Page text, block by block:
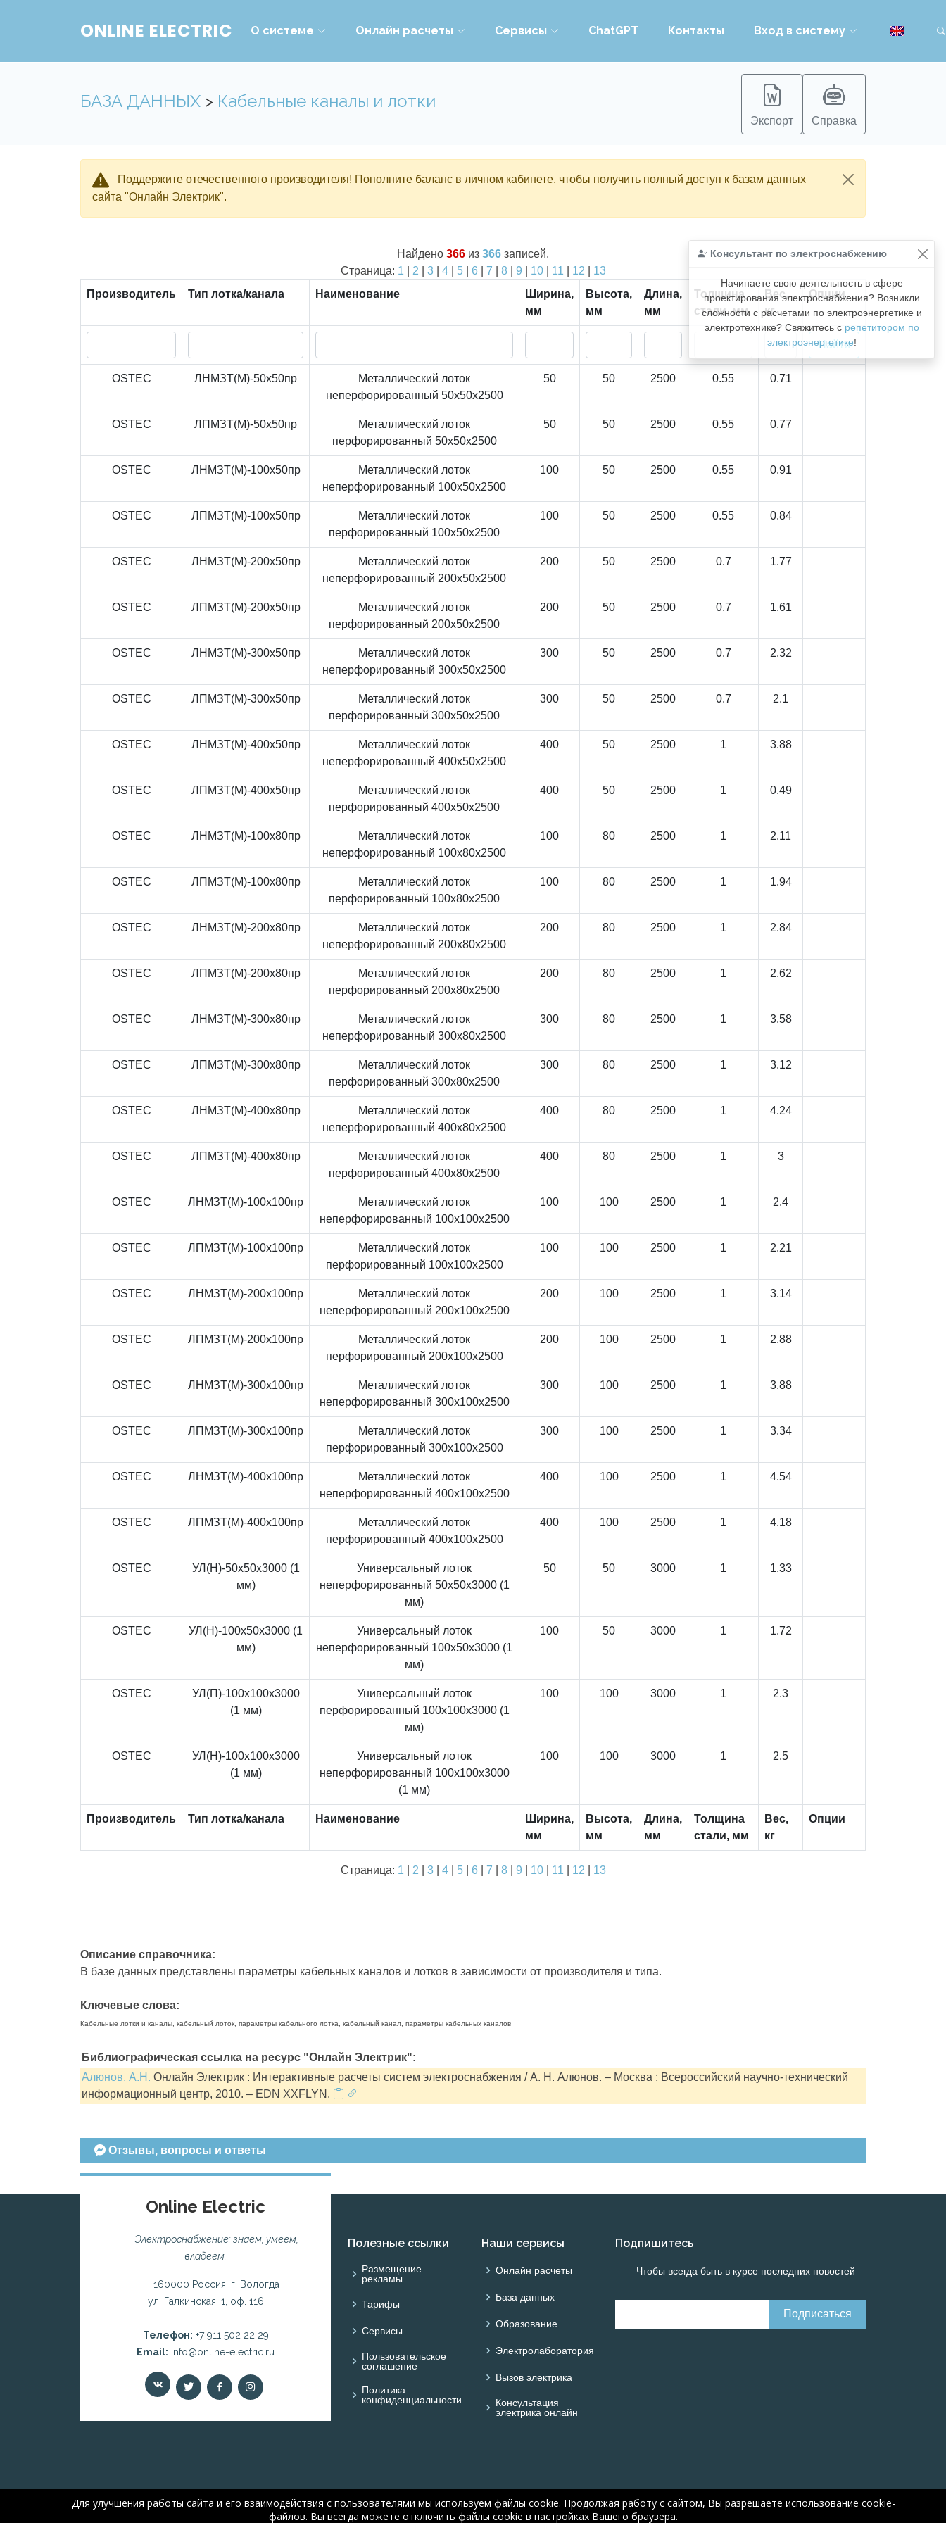
ONLINE ELECTRIC О системе Онлайн расчеты Сервисы ChatGPT Контакты Вход в систему
БАЗА ДАННЫХ > Кабельные каналы и лотки
Экспорт Справка
Поддержите отечественного производителя! Пополните баланс в личном кабинете, чтобы получить полный доступ к базам данных
сайта "Онлайн Электрик".
Консультант по электроснабжению
Начинаете свою деятельность в сфере
проектирования электроснабжения? Возникли
сложности с расчетами по электроэнергетике и
электротехнике? Свяжитесь с репетитором по
электроэнергетике!
Найдено 366 из 366 записей.
Страница: 1 2 3| 4| 5| 6 7 8| 9 10| 11 12
13
Производитель
Тип лотка/канала Наименование
Ширина,
мм
Высота,
мм
Длина,
мм
Толщина
стали, мм
Вес,
кг
Опции
OSTEC ЛНМЗТ(М)-50x50пр
Металлический лоток
неперфорированный 50x50x2500
50 50 2500 0.55 0.71
OSTEC ЛПМЗТ(М)-50x50пр
Металлический лоток
перфорированный 50x50x2500
50 50 2500 0.55 0.77
OSTEC ЛНМЗТ(М)-100x50пр
Металлический лоток
неперфорированный 100x50x2500
100 50 2500 0.55 0.91
OSTEC ЛПМЗТ(М)-100x50пр
Металлический лоток
перфорированный 100x50x2500
100 50 2500 0.55 0.84
OSTEC ЛНМЗТ(М)-200x50пр
Металлический лоток
неперфорированный 200x50x2500
200 50 2500 0.7 1.77
OSTEC ЛПМЗТ(М)-200x50пр
Металлический лоток
перфорированный 200x50x2500
200 50 2500 0.7 1.61
OSTEC ЛНМЗТ(М)-300x50пр
Металлический лоток
неперфорированный 300x50x2500
300 50 2500 0.7 2.32
OSTEC ЛПМЗТ(М)-300x50пр
Металлический лоток
перфорированный 300x50x2500
300 50 2500 0.7 2.1
OSTEC ЛНМЗТ(М)-400x50пр
Металлический лоток
неперфорированный 400x50x2500
400 50 2500 1 3.88
OSTEC ЛПМЗТ(М)-400x50пр
Металлический лоток
перфорированный 400x50x2500
400 50 2500 1 0.49
OSTEC ЛНМЗТ(М)-100x80пр
Металлический лоток
неперфорированный 100x80x2500
100 80 2500 1 2.11
OSTEC ЛПМЗТ(М)-100x80пр
Металлический лоток
перфорированный 100x80x2500
100 80 2500 1 1.94
OSTEC ЛНМЗТ(М)-200x80пр
Металлический лоток
неперфорированный 200x80x2500
200 80 2500 1 2.84
OSTEC ЛПМЗТ(М)-200x80пр
Металлический лоток
перфорированный 200x80x2500
200 80 2500 1 2.62
OSTEC ЛНМЗТ(М)-300x80пр
Металлический лоток
неперфорированный 300x80x2500
300 80 2500 1 3.58
OSTEC ЛПМЗТ(М)-300x80пр
Металлический лоток
перфорированный 300x80x2500
300 80 2500 1 3.12
OSTEC ЛНМЗТ(М)-400x80пр
Металлический лоток
неперфорированный 400x80x2500
400 80 2500 1 4.24
OSTEC ЛПМЗТ(М)-400x80пр
Металлический лоток
перфорированный 400x80x2500
400 80 2500 1 3
OSTEC ЛНМЗТ(М)-100x100пр
Металлический лоток
неперфорированный 100x100x2500
100 100 2500 1 2.4
OSTEC ЛПМЗТ(М)-100x100пр
Металлический лоток
перфорированный 100x100x2500
100 100 2500 1 2.21
OSTEC ЛНМЗТ(М)-200x100пр
Металлический лоток
неперфорированный 200x100x2500
200 100 2500 1 3.14
OSTEC ЛПМЗТ(М)-200x100пр
Металлический лоток
перфорированный 200x100x2500
200 100 2500 1 2.88
OSTEC ЛНМЗТ(М)-300x100пр
Металлический лоток
неперфорированный 300x100x2500
300 100 2500 1 3.88
OSTEC ЛПМЗТ(М)-300x100пр
Металлический лоток
перфорированный 300x100x2500
300 100 2500 1 3.34
OSTEC ЛНМЗТ(М)-400x100пр
Металлический лоток
неперфорированный 400x100x2500
400 100 2500 1 4.54
OSTEC ЛПМЗТ(М)-400x100пр
Металлический лоток
перфорированный 400x100x2500
400 100 2500 1 4.18
OSTEC
УЛ(Н)-50x50x3000 (1
мм)
Универсальный лоток
неперфорированный 50x50x3000 (1
мм)
50 50 3000 1 1.33
OSTEC
УЛ(Н)-100x50x3000 (1
мм)
Универсальный лоток
неперфорированный 100x50x3000 (1
мм)
100 50 3000 1 1.72
OSTEC
УЛ(П)-100x100x3000
(1 мм)
Универсальный лоток
перфорированный 100x100x3000 (1
мм)
100 100 3000 1 2.3
OSTEC
УЛ(Н)-100x100x3000
(1 мм)
Универсальный лоток
неперфорированный 100x100x3000
(1 мм)
100 100 3000 1 2.5
Производитель Тип лотка/канала Наименование
Ширина,
мм
Высота,
мм
Длина,
мм
Толщина
стали, мм
Вес,
кг
Опции
Страница: 1 2 3| 4| 5| 6 7 8| 9 10| 11 12 13
Описание справочника:
В базе данных представлены параметры кабельных каналов и лотков в зависимости от производителя и типа.
Ключевые слова:
Кабельные лотки и каналы, кабельный лоток, параметры кабельного лотка, кабельный канал, параметры кабельных каналов
Библиографическая ссылка на ресурс "Онлайн Электрик":
Алюнов, А.Н. Онлайн Электрик : Интерактивные расчеты систем электроснабжения / А. Н. Алюнов. – Москва : Всероссийский научно-технический
информационный центр, 2010. – EDN XXFLYN.
Отзывы, вопросы и ответы
Online Electric
Электроснабжение: знаем, умеем,
владеем.
160000 Россия, г. Вологда
ул. Галкинская, 1, оф. 116
Телефон: +7 911 502 22 29
Email: info@online-electric.ru
Полезные ссылки
Размещение
рекламы
Тарифы
Сервисы
Пользовательское
соглашение
Политика
конфиденциальности
Наши сервисы
Онлайн расчеты
База данных
Образование
Электролаборатория
Вызов электрика
Консультация
электрика онлайн
Подпишитесь
Чтобы всегда быть в курсе последних новостей
electric.ru, 2008-2026
Для улучшения работы сайта и его взаимодействия с пользователями мы используем файлы cookie. Продолжая работу с сайтом, Вы разрешаете использование cookie-
файлов. Вы всегда можете отключить файлы cookie в настройках Вашего браузера.